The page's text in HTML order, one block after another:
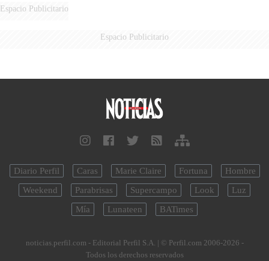
Espacio Publicitario
Espacio Publicitario
Diario Perfil Caras Marie Claire Fortuna
Hombre
Weekend
Parabrisas Supercampo Look
Luz
Mía
Lunateen BATimes
noticias.perfil.com - Editorial Perfil S.A. | © Perfil.com 2006-2026 -
Todos los derechos reservados